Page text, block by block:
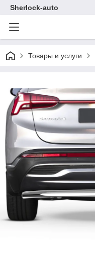
Sherlock-auto
Товары и услуги